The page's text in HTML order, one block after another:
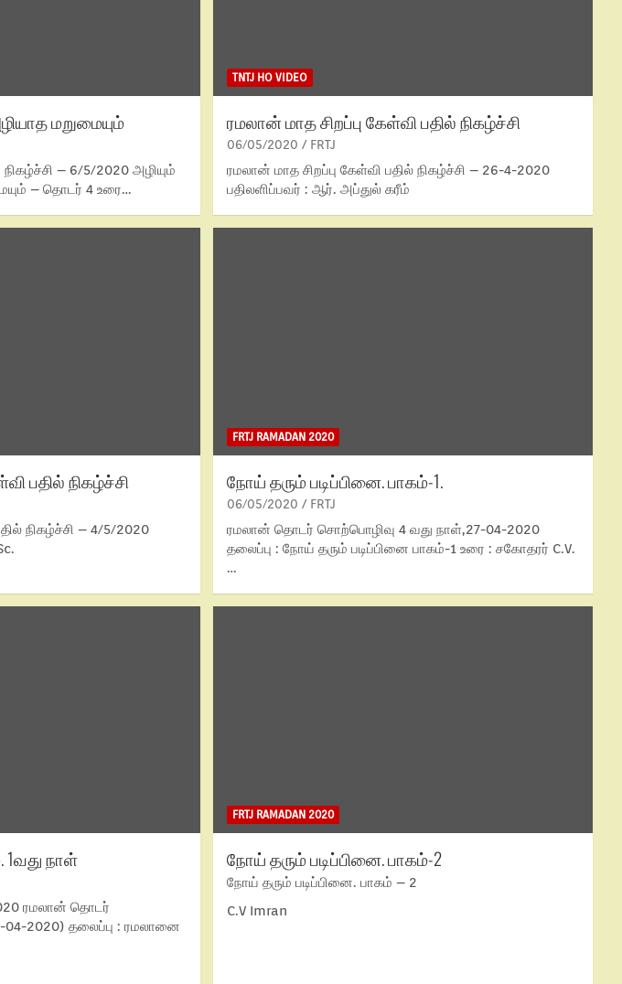
மறுமையும்
நிகழ்ச்சி – 6/5/2020 அழியும்
– தொடர் 4 உரை…
TNTJ HO VIDEO
ரமலான் மாத சிறப்பு கேள்வி பதில் நிகழ்ச்சி
06/05/2020 FRTJ
ரமலான் மாத சிறப்பு கேள்வி பதில் நிகழ்ச்சி – 26-4-2020
பதிலளிப்பவர் : ஆர். அப்துல் கரீம்
பதில் நிகழ்ச்சி
நிகழ்ச்சி – 4/5/2020
FRTJ RAMADAN 2020
நோய் தரும் படிப்பினை. பாகம்-1.
06/05/2020 FRTJ
ரமலான் தொடர் சொற்பொழிவு 4 வது நாள்,27-04-2020
தலைப்பு : நோய் தரும் படிப்பினை பாகம்-1 உரை : சகோதரர் C.V.
…
நாள்
ரமலான் தொடர்
2020) தலைப்பு : ரமலானை
FRTJ RAMADAN 2020
நோய் தரும் படிப்பினை. பாகம்-2
நோய் தரும் படிப்பினை. பாகம் – 2
C.V Imran